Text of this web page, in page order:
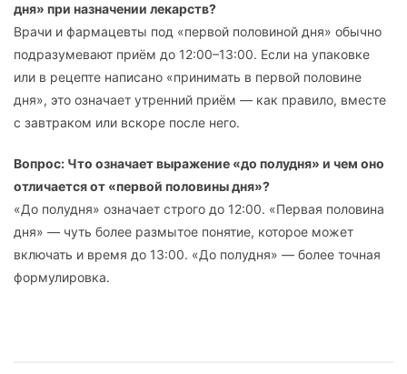
дня» при назначении лекарств?
Врачи и фармацевты под «первой половиной дня» обычно
подразумевают приём до 12:00–13:00. Если на упаковке
или в рецепте написано «принимать в первой половине
дня», это означает утренний приём — как правило, вместе
с завтраком или вскоре после него.
Вопрос: Что означает выражение «до полудня» и чем оно
отличается от «первой половины дня»?
«До полудня» означает строго до 12:00. «Первая половина
дня» — чуть более размытое понятие, которое может
включать и время до 13:00. «До полудня» — более точная
формулировка.